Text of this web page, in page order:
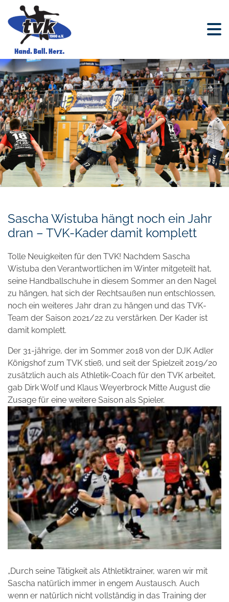
Sascha Wistuba hängt noch ein Jahr
dran – TVK-Kader damit komplett
Tolle Neuigkeiten für den TVK! Nachdem Sascha
Wistuba den Verantwortlichen im Winter mitgeteilt hat,
seine Handballschuhe in diesem Sommer an den Nagel
zu hängen, hat sich der Rechtsaußen nun entschlossen,
noch ein weiteres Jahr dran zu hängen und das TVK-
Team der Saison 2021/22 zu verstärken. Der Kader ist
damit komplett.
Der 31-jährige, der im Sommer 2018 von der DJK Adler
Königshof zum TVK stieß, und seit der Spielzeit 2019/20
zusätzlich auch als Athletik-Coach für den TVK arbeitet,
gab Dirk Wolf und Klaus Weyerbrock Mitte August die
Zusage für eine weitere Saison als Spieler.
„Durch seine Tätigkeit als Athletiktrainer, waren wir mit
Sascha natürlich immer in engem Austausch. Auch
wenn er natürlich nicht vollständig in das Training der